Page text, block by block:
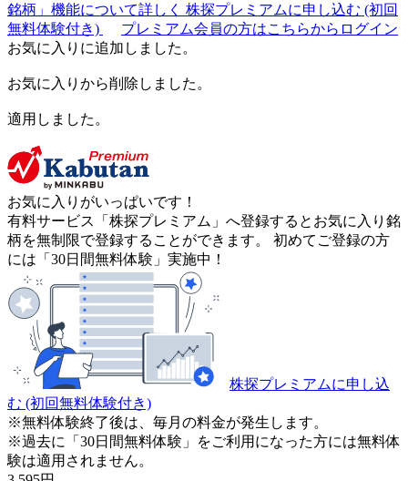
銘柄」機能について詳しく 株探プレミアムに申し込む (初回
無料体験付き)
プレミアム会員の方はこちらからログイン
お気に入りに追加しました。
お気に入りから削除しました。
適用しました。
お気に入りがいっぱいです！
有料サービス「株探プレミアム」へ登録するとお気に入り銘
柄を無制限で登録することができます。 初めてご登録の方
には「30日間無料体験」実施中！
株探プレミアムに申し込
む (初回無料体験付き)
※無料体験終了後は、毎月の料金が発生します。
※過去に「30日間無料体験」をご利用になった方には無料体
験は適用されません。